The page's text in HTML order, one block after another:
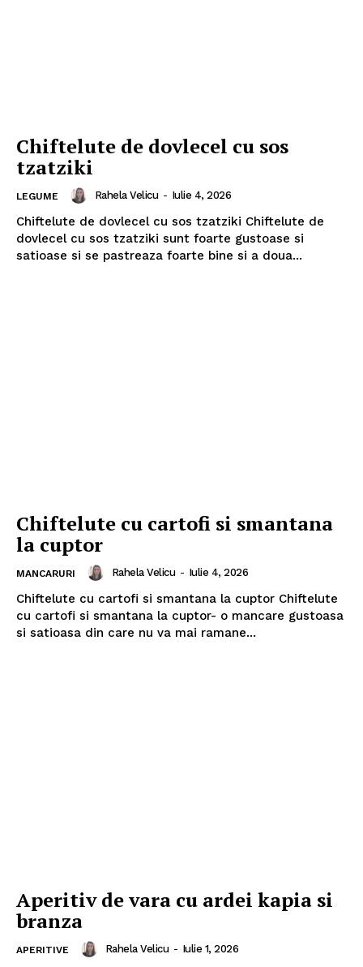
Chiftelute de dovlecel cu sos
tzatziki
LEGUME Rahela Velicu - Iulie 4, 2026
Chiftelute de dovlecel cu sos tzatziki Chiftelute de
dovlecel cu sos tzatziki sunt foarte gustoase si
satioase si se pastreaza foarte bine si a doua...
Chiftelute cu cartofi si smantana
la cuptor
MANCARURI Rahela Velicu - Iulie 4, 2026
Chiftelute cu cartofi si smantana la cuptor Chiftelute
cu cartofi si smantana la cuptor- o mancare gustoasa
si satioasa din care nu va mai ramane...
Aperitiv de vara cu ardei kapia si
branza
APERITIVE Rahela Velicu - Iulie 1, 2026